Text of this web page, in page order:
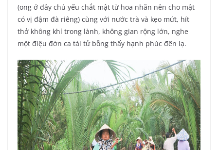
(ong ở đây chủ yếu chắt mật từ hoa nhãn nên cho mật
có vị đậm đà riêng) cùng với nước trà và kẹo mứt, hít
thở không khí trong lành, không gian rộng lớn, nghe
một điệu đờn ca tài tử bỗng thấy hạnh phúc đến lạ.